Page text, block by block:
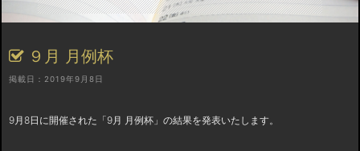
９月 月例杯
掲載日：2019年9月8日
9月8日に開催された「9月 月例杯」の結果を発表いたします。